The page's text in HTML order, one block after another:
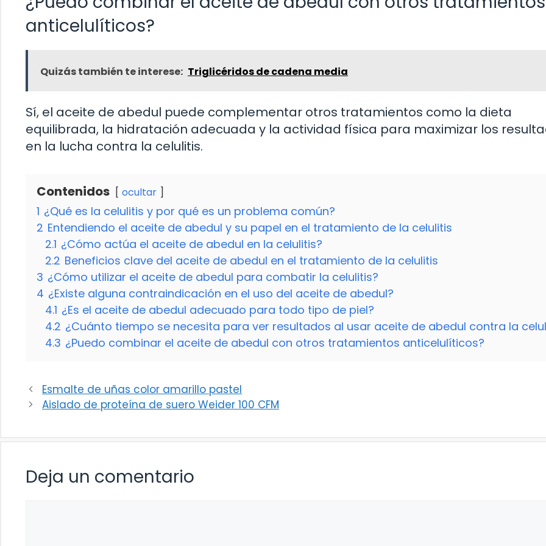
anticelulíticos?
Quizás también te interese: Triglicéridos de cadena media
Sí, el aceite de abedul puede complementar otros tratamientos como la dieta
equilibrada, la hidratación adecuada y la actividad física para maximizar los
en la lucha contra la celulitis.
Contenidos ocultar
1 ¿Qué es la celulitis y por qué es un problema común?
2 Entendiendo el aceite de abedul y su papel en el tratamiento de la celulitis
2.1 ¿Cómo actúa el aceite de abedul en la celulitis?
2.2 Beneficios clave del aceite de abedul en el tratamiento de la celulitis
3 ¿Cómo utilizar el aceite de abedul para combatir la celulitis?
4 ¿Existe alguna contraindicación en el uso del aceite de abedul?
4.1 ¿Es el aceite de abedul adecuado para todo tipo de piel?
4.2 ¿Cuánto tiempo se necesita para ver resultados al usar aceite de abedul contra la
4.3 ¿Puedo combinar el aceite de abedul con otros tratamientos anticelulíticos?
Esmalte de uñas color amarillo pastel
Aislado de proteína de suero Weider 100 CFM
Deja un comentario